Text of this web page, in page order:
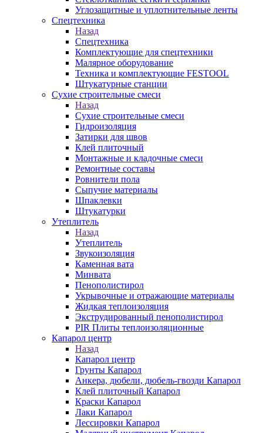
Углозащитные и уплотнительные ленты
Спецтехника
Назад
Спецтехника
Комплектующие для спецтехники
Малярное оборудование
Техника и комплектующие FESTOOL
Штукатурные станции
Сухие строительные смеси
Назад
Сухие строительные смеси
Гидроизоляция
Затирки для швов
Клей плиточный
Монтажные и кладочные смеси
Ремонтные составы
Ровнители пола
Сыпучие материалы
Шпаклевки
Штукатурки
Утеплитель
Назад
Утеплитель
Звукоизоляция
Каменная вата
Минвата
Пенополистирол
Укрывочные и отражающие материалы
Жидкая теплоизоляция
Экструдированный пенополистирол
PIR Плиты теплоизоляционные
Капарол центр
Назад
Капарол центр
Грунты Капарол
Анкера, дюбели, дюбель-гвозди Капарол
Клей плиточный Капарол
Краски Капарол
Лаки Капарол
Лессировки Капарол